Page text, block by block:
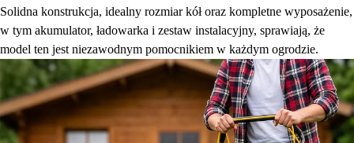
Solidna konstrukcja, idealny rozmiar kół oraz kompletne wyposażenie,
w tym akumulator, ładowarka i zestaw instalacyjny, sprawiają, że
model ten jest niezawodnym pomocnikiem w każdym ogrodzie.